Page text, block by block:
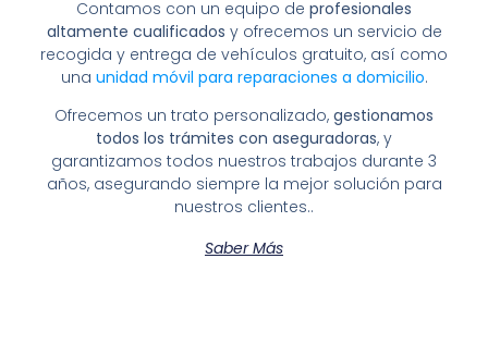
Contamos con un equipo de profesionales
altamente cualificados y ofrecemos un servicio de
recogida y entrega de vehículos gratuito, así como
una unidad móvil para reparaciones a domicilio.
Ofrecemos un trato personalizado, gestionamos
todos los trámites con aseguradoras, y
garantizamos todos nuestros trabajos durante 3
años, asegurando siempre la mejor solución para
nuestros clientes..
Saber Más